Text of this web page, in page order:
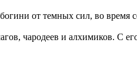
от темных сил, во время
чародеев и алхимиков.